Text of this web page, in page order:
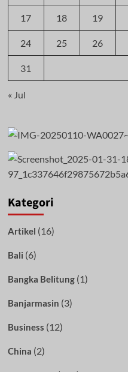
17 18 19
24 25 26
31
« Jul
Kategori
Artikel (16)
Bali (6)
Bangka Belitung(1)
Banjarmasin (3)
Business (12)
China (2)